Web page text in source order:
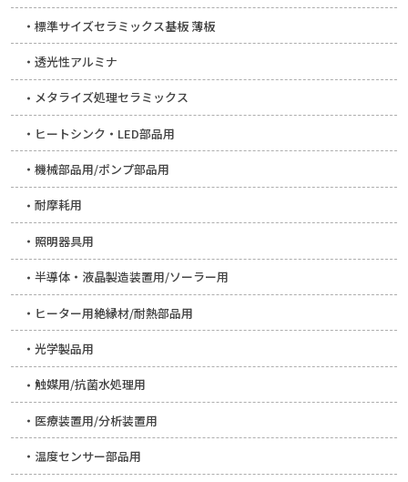
標準サイズセラミックス基板 薄板
透光性アルミナ
メタライズ処理セラミックス
ヒートシンク・LED部品用
機械部品用/ポンプ部品用
耐摩耗用
照明器具用
半導体・液晶製造装置用/ソーラー用
ヒーター用絶縁材/耐熱部品用
光学製品用
触媒用/抗菌水処理用
医療装置用/分析装置用
温度センサー部品用